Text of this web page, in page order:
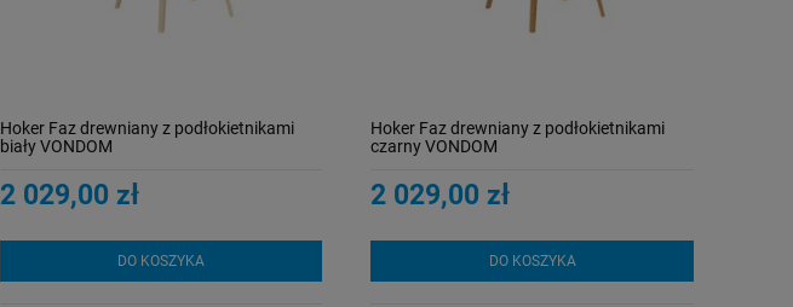
Hoker Faz drewniany z podłokietnikami
biały VONDOM
2 029,00 zł
DO KOSZYKA
Hoker Faz drewniany z podłokietnikami
czarny VONDOM
2 029,00 zł
DO KOSZYKA